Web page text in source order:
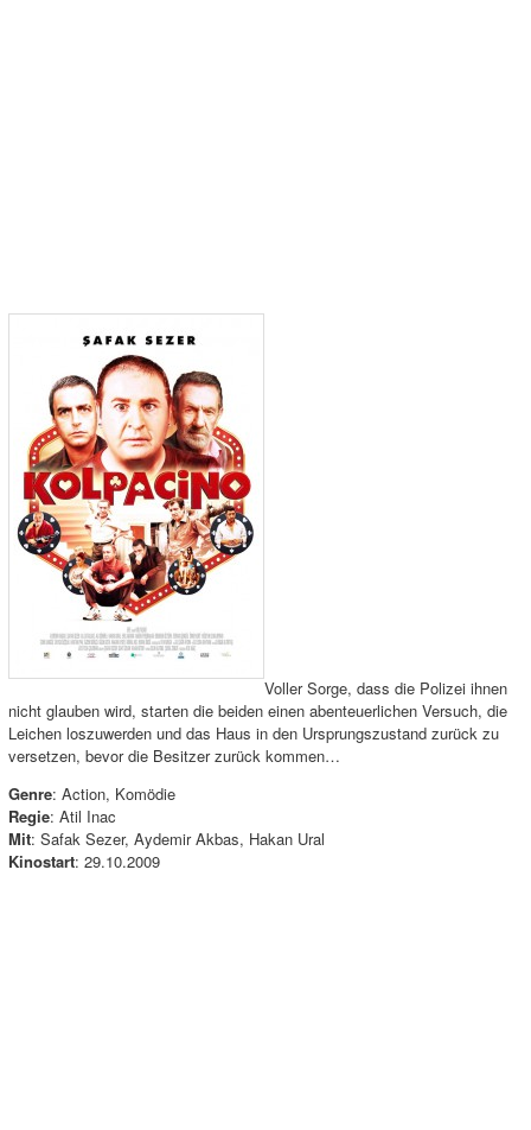
Voller Sorge, dass die Polizei ihnen
nicht glauben wird, starten die beiden einen abenteuerlichen Versuch, die
Leichen loszuwerden und das Haus in den Ursprungszustand zurück zu
versetzen, bevor die Besitzer zurück kommen…
Genre: Action, Komödie
Regie: Atil Inac
Mit: Safak Sezer, Aydemir Akbas, Hakan Ural
Kinostart: 29.10.2009